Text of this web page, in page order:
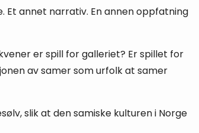
Et annet narrativ. En annen oppfatning
er spill for galleriet? Er spillet for
av samer som urfolk at samer
slik at den samiske kulturen i Norge